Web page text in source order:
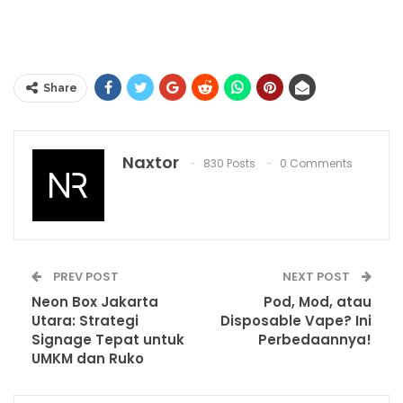
Share
Naxtor 830 Posts 0 Comments
PREV POST
Neon Box Jakarta
Utara: Strategi
Signage Tepat untuk
UMKM dan Ruko
NEXT POST
Pod, Mod, atau
Disposable Vape? Ini
Perbedaannya!